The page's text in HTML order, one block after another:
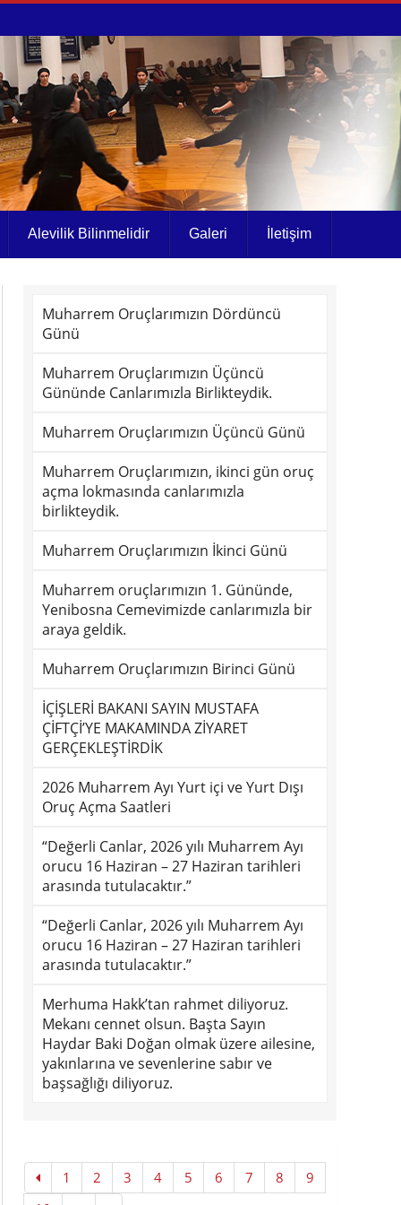
Alevilik Bilinmelidir Galeri İletişim
Muharrem Oruçlarımızın Dördüncü
Günü
Muharrem Oruçlarımızın Üçüncü
Gününde Canlarımızla Birlikteydik.
Muharrem Oruçlarımızın Üçüncü Günü
Muharrem Oruçlarımızın, ikinci gün oruç
açma lokmasında canlarımızla
birlikteydik.
Muharrem Oruçlarımızın İkinci Günü
Muharrem oruçlarımızın 1. Gününde,
Yenibosna Cemevimizde canlarımızla bir
araya geldik.
Muharrem Oruçlarımızın Birinci Günü
İÇİŞLERİ BAKANI SAYIN MUSTAFA
ÇİFTÇİ’YE MAKAMINDA ZİYARET
GERÇEKLEŞTİRDİK
2026 Muharrem Ayı Yurt içi ve Yurt Dışı
Oruç Açma Saatleri
“Değerli Canlar, 2026 yılı Muharrem Ayı
orucu 16 Haziran – 27 Haziran tarihleri
arasında tutulacaktır.”
“Değerli Canlar, 2026 yılı Muharrem Ayı
orucu 16 Haziran – 27 Haziran tarihleri
arasında tutulacaktır.”
Merhuma Hakk’tan rahmet diliyoruz.
Mekanı cennet olsun. Başta Sayın
Haydar Baki Doğan olmak üzere ailesine,
yakınlarına ve sevenlerine sabır ve
başsağlığı diliyoruz.
1 2 3 4 5 6 7 8
9